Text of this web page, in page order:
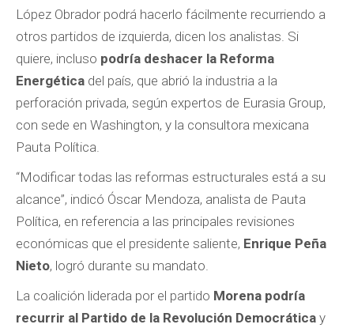
López Obrador podrá hacerlo fácilmente recurriendo a
otros partidos de izquierda, dicen los analistas. Si
quiere, incluso podría deshacer la Reforma
Energética del país, que abrió la industria a la
perforación privada, según expertos de Eurasia Group,
con sede en Washington, y la consultora mexicana
Pauta Política.
“Modificar todas las reformas estructurales está a su
alcance”, indicó Óscar Mendoza, analista de Pauta
Política, en referencia a las principales revisiones
económicas que el presidente saliente, Enrique Peña
Nieto, logró durante su mandato.
La coalición liderada por el partido Morena podría
recurrir al Partido de la Revolución Democrática y